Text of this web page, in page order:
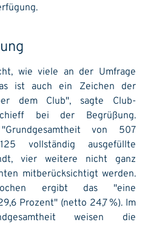
wie viele an der Umfrage
ist auch ein Zeichen der
dem Club", sagte Club-
bei der Begrüßung.
von 507
vollständig ausgefüllte
vier weitere nicht ganz
mitberücksichtigt werden.
ergibt das "eine
Prozent" (netto 24,7 %). Im
weisen die